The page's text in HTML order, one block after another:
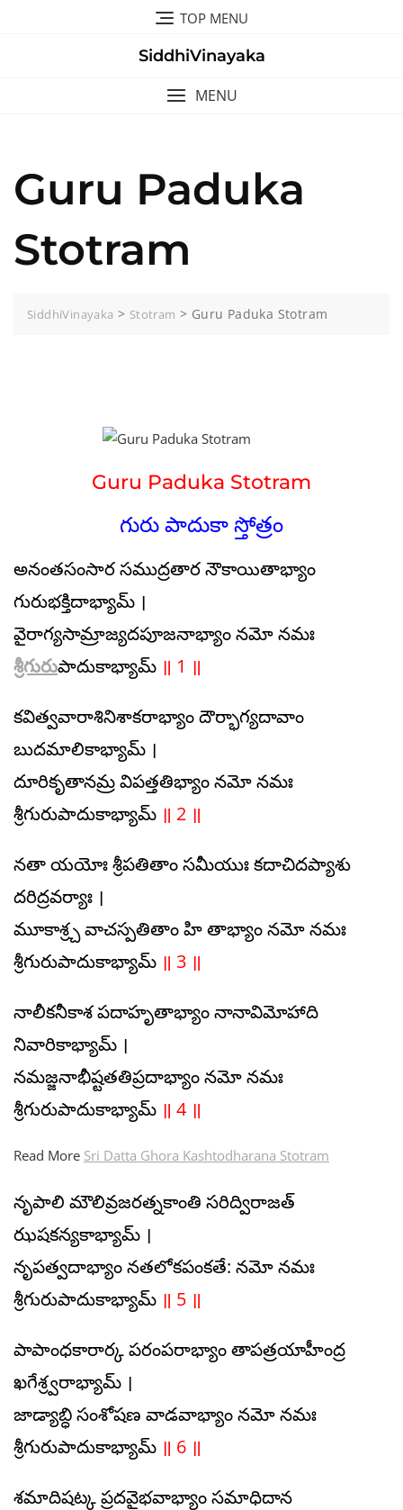
TOP MENU
SiddhiVinayaka
MENU
Guru Paduka
Stotram
SiddhiVinayaka > Stotram > Guru Paduka Stotram
Guru Paduka Stotram
గురు పాదుకా స్తోత్రం
అనంతసంసార సముద్రతార నౌకాయితాభ్యాం
గురుభక్తిదాభ్యామ్ ।
వైరాగ్యసామ్రాజ్యదపూజనాభ్యాం నమో నమః
శ్రీగురుపాదుకాభ్యామ్ ॥ 1 ॥
కవిత్వవారాశినిశాకరాభ్యాం దౌర్భాగ్యదావాం
బుదమాలికాభ్యామ్ ।
దూరికృతానమ్ర విపత్తతిభ్యాం నమో నమః
శ్రీగురుపాదుకాభ్యామ్ ॥ 2 ॥
నతా యయోః శ్రీపతితాం సమీయుః కదాచిదప్యాశు
దరిద్రవర్యాః ।
మూకాశ్ర్చ వాచస్పతితాం హి తాభ్యాం నమో నమః
శ్రీగురుపాదుకాభ్యామ్ ॥ 3 ॥
నాలీకనీకాశ పదాహృతాభ్యాం నానావిమోహాది
నివారికాభ్యామ్ ।
నమజ్జనాభీష్టతతిప్రదాభ్యాం నమో నమః
శ్రీగురుపాదుకాభ్యామ్ ॥ 4 ॥
Read More Sri Datta Ghora Kashtodharana Stotram
నృపాలి మౌలివ్రజరత్నకాంతి సరిద్విరాజత్
ఝషకన్యకాభ్యామ్ ।
నృపత్వదాభ్యాం నతలోకపంకతే: నమో నమః
శ్రీగురుపాదుకాభ్యామ్ ॥ 5 ॥
పాపాంధకారార్క పరంపరాభ్యాం తాపత్రయాహీంద్ర
ఖగేశ్ర్వరాభ్యామ్ ।
జాడ్యాబ్ధి సంశోషణ వాడవాభ్యాం నమో నమః
శ్రీగురుపాదుకాభ్యామ్ ॥ 6 ॥
శమాదిషట్క ప్రదవైభవాభ్యాం సమాధిదాన